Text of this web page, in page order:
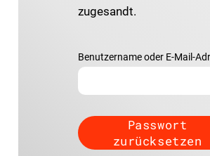
zugesandt.
Benutzername oder E-Mail-